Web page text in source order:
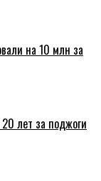
на 10 млн за
лет за поджоги